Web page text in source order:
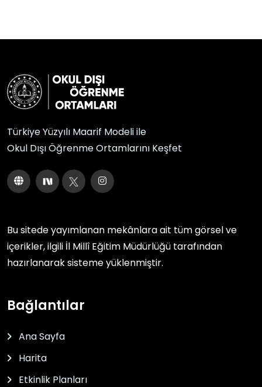
Türkiye Yüzyılı Maarif Modeli ile
Okul Dışı Öğrenme Ortamlarını Keşfet
Bu sitede yayımlanan mekânlara ait tüm görsel ve
içerikler, ilgili İl Millî Eğitim Müdürlüğü tarafından
hazırlanarak sisteme yüklenmiştir.
Bağlantılar
Ana Sayfa
Harita
Etkinlik Planları